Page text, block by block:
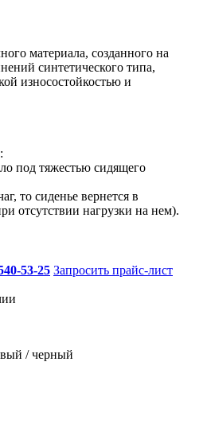
материала, созданного на
синтетического типа,
износостойкостью и
под тяжестью сидящего
то сиденье вернется в
отсутствии нагрузки на нем).
53-25 Запросить прайс-лист
/ черный